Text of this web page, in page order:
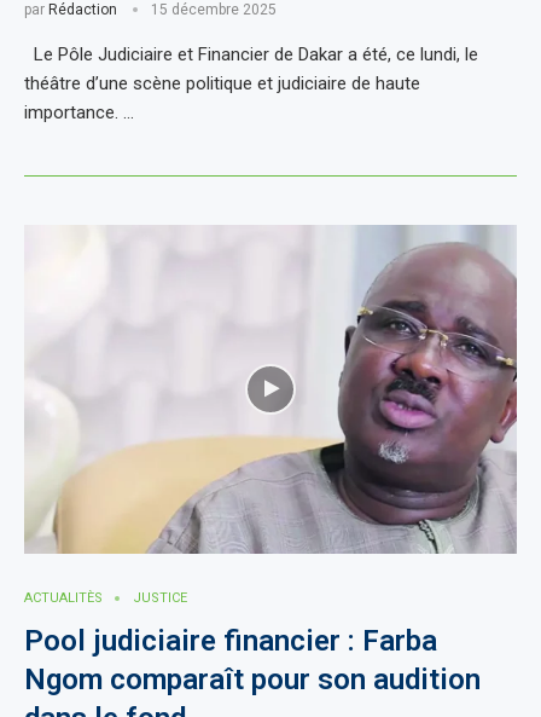
par Rédaction 15 décembre 2025
Le Pôle Judiciaire et Financier de Dakar a été, ce lundi, le
théâtre d’une scène politique et judiciaire de haute
importance. …
ACTUALITÈS JUSTICE
Pool judiciaire financier : Farba
Ngom comparaît pour son audition